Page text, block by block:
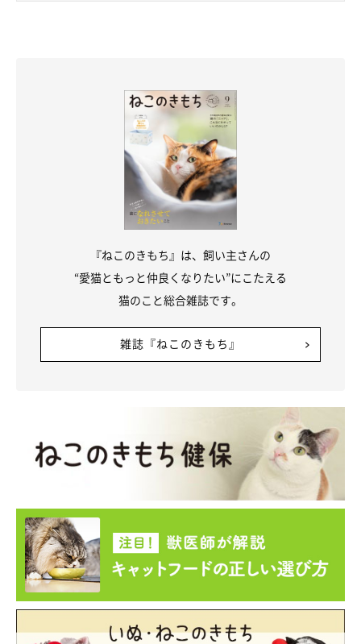
「我が家の癒し系担当」なマサムネくんへ
スヤスヤ眠るマサムネくん。
@masamuneko51
マサムネくんが家族のもとに迎えられてから、もうすぐ7年。家
族みんながマサムネくんにメロメロになり、家の中が明るくなっ
たのだそう。
「我が家の癒し系担当」
こう思いを語っています。
『ねこのきもち』は、飼い主さんの
“愛猫ともっと仲良くなりたい”にこたえる
猫のこと総合雑誌です。
雑誌『ねこのきもち』